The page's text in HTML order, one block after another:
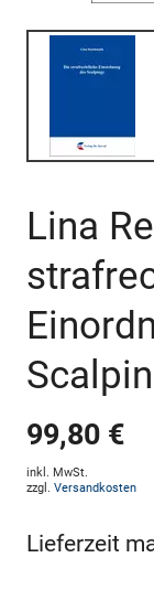
Lina
99,80 €
inkl. MwSt.
zzgl. Versandkosten
Lieferzeit